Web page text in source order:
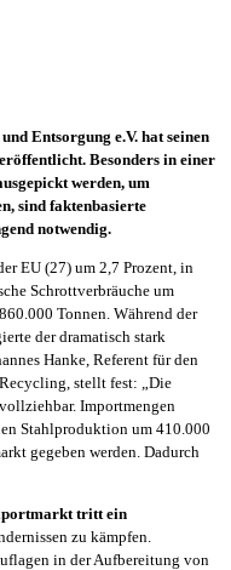
Entsorgung e.V. hat seinen
Besonders in einer
werden, um
sind faktenbasierte
notwendig.
EU (27) um 2,7 Prozent, in
Schrottverbräuche um
Tonnen. Während der
der dramatisch stark
Hanke, Referent für den
stellt fest: „Die
Importmengen
Stahlproduktion um 410.000
gegeben werden. Dadurch
tritt ein
zu kämpfen.
in der Aufbereitung von